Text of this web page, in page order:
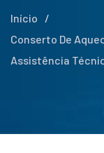
Início
/
Conserto De
Assistência